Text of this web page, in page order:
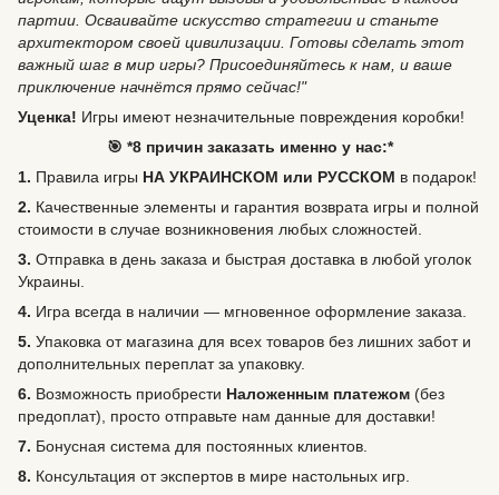
партии. Осваивайте искусство стратегии и станьте
архитектором своей цивилизации. Готовы сделать этот
важный шаг в мир игры? Присоединяйтесь к нам, и ваше
приключение начнётся прямо сейчас!"
Уценка! Игры имеют незначительные повреждения коробки!
🎯 *8 причин заказать именно у нас:*
1. Правила игры НА УКРАИНСКОМ или РУССКОМ в подарок!
2. Качественные элементы и гарантия возврата игры и полной
стоимости в случае возникновения любых сложностей.
3. Отправка в день заказа и быстрая доставка в любой уголок
Украины.
4. Игра всегда в наличии — мгновенное оформление заказа.
5. Упаковка от магазина для всех товаров без лишних забот и
дополнительных переплат за упаковку.
6. Возможность приобрести Наложенным платежом (без
предоплат), просто отправьте нам данные для доставки!
7. Бонусная система для постоянных клиентов.
8. Консультация от экспертов в мире настольных игр.